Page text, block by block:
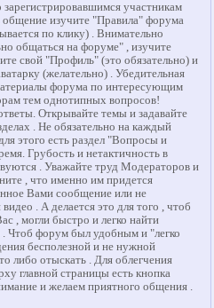
участникам
общение изучите "Правила" форума
по клику) . Внимательно
общаться на форуме" , изучите
свой "Профиль" (это обязательно) и
(желательно) . Убедительная
форума по интересующим
тем однотипных вопросов!
Открывайте темы и задавайте
. Не обязательно на каждый
этого есть раздел "Вопросы и
Грубость и нетактичность в
. Уважайте труд Модераторов и
, что именно им придется
Вами сообщение или не
. А делается это для того , чтоб
, могли быстро и легко найти
форум был удобным и "легко
бесполезной и не нужной
либо отыскать . Для облегчения
главной страницы есть кнопка
и желаем приятного общения .